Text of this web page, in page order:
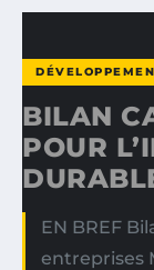
BILAN
POUR
EN BREF
entreprises